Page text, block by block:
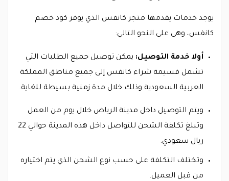
يوجد خدمات يقدمها متجر كانفس الذي يوفر كود خصم
كانفس، وهي على النحو التالي:
أولا خدمة التوصيل: يمكن توصيل جميع الطلبات التي
تشمل قسيمة شراء كانفس إلى جميع مناطق المملكة
العربية السعودية وذلك خلال مدة زمنية بسيطة للغاية.
ويتم التوصيل داخل مدينة الرياض خلال يوم من العمل
وتبلغ تكلفة الشحن للتواصل داخل هذه المدينة حوالي 22
ريال سعودي.
وتختلف التكلفة على حسب نوع الشحن الذي يتم اختياره
من قبل العميل.